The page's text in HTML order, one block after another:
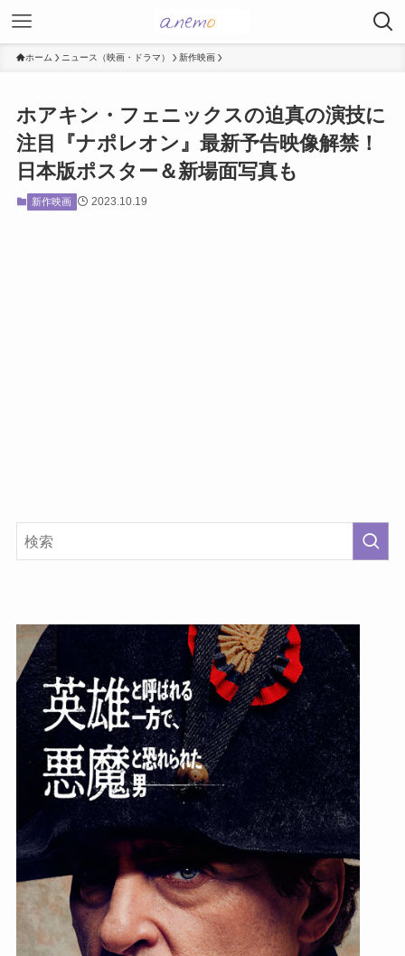
ホーム ニュース（映画・ドラマ） 新作映画
ホアキン・フェニックスの迫真の演技に
注目『ナポレオン』最新予告映像解禁！
日本版ポスター＆新場面写真も
新作映画 2023.10.19